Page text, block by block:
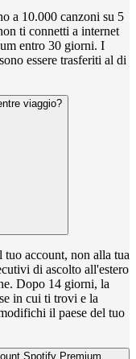
a 10.000 canzoni su 5
ti connetti a internet
entro 30 giorni. I
essere trasferiti al di
viaggio?
account, non alla tua
di ascolto all'estero
Dopo 14 giorni, la
in cui ti trovi e la
il paese del tuo
Spotify Premium